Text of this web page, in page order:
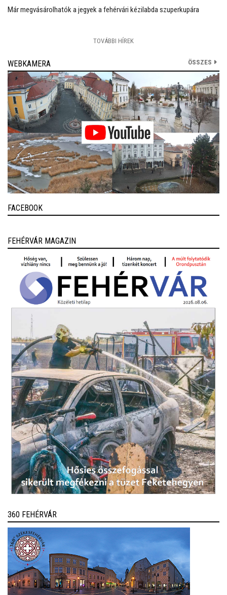
Már megvásárolhatók a jegyek a fehérvári kézilabda szuperkupára
TOVÁBBI HÍREK
WEBKAMERA ÖSSZES
FACEBOOK
FEHÉRVÁR MAGAZIN
360 FEHÉRVÁR